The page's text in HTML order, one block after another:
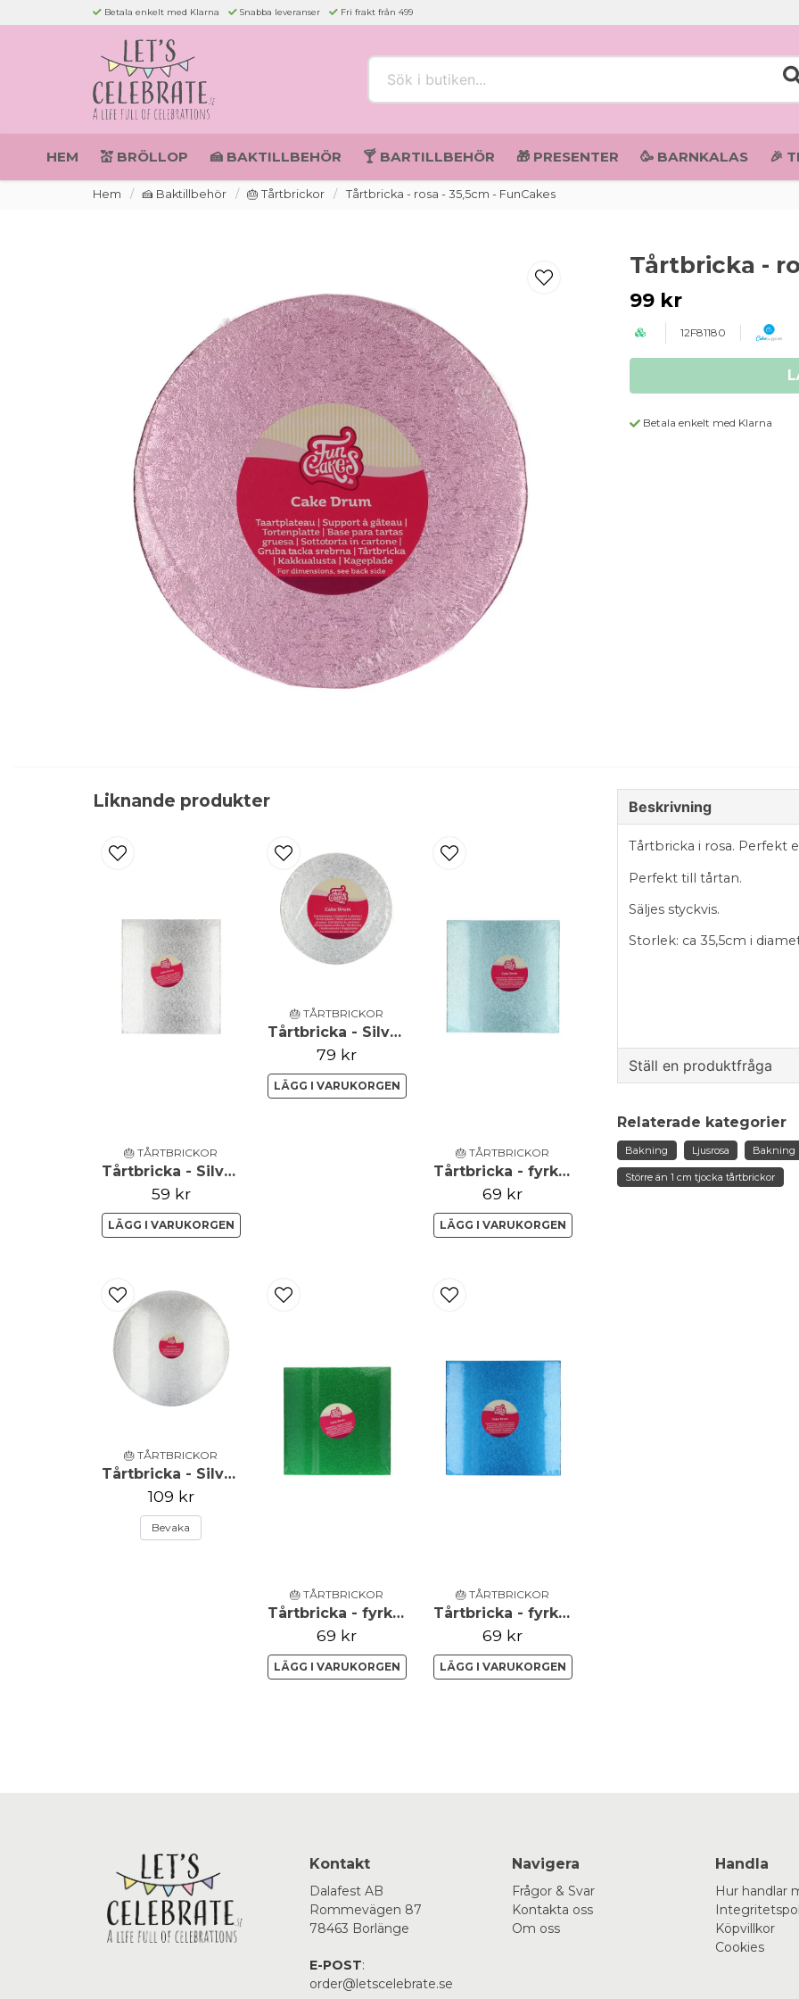
Betala enkelt med Klarna Snabba leveranser Fri frakt från 499
HEM 💒 BRÖLLOP 🍰 BAKTILLBEHÖR 🍸 BARTILLBEHÖR 🎁 PRESENTER 🥳 BARNKALAS 🎉
Hem 🍰 Baktillbehör 🎂 Tårtbrickor Tårtbricka - rosa - 35,5cm - FunCakes
Tårtbricka -
99 kr
12F81180
Betala enkelt med Klarna
Liknande produkter
🎂 TÅRTBRICKOR
Tårtbricka - Silver - Rektangel - 35,5x30,5cm - FunCakes
59 kr
LÄGG I VARUKORGEN
🎂 TÅRTBRICKOR
Tårtbricka - Silver - 38cm - FunCakes
79 kr
LÄGG I VARUKORGEN
🎂 TÅRTBRICKOR
Tårtbricka - fyrkantig - babyblå - 30,5cm - FunCakes
69 kr
LÄGG I VARUKORGEN
🎂 TÅRTBRICKOR
Tårtbricka - Silver - 45,5cm - FunCakes
109 kr
Bevaka
🎂 TÅRTBRICKOR
Tårtbricka - fyrkantig - grön - 30,5cm - FunCakes
69 kr
LÄGG I VARUKORGEN
🎂 TÅRTBRICKOR
Tårtbricka - fyrkantig - blå - 30,5cm - FunCakes
69 kr
LÄGG I VARUKORGEN
Beskrivning
Tårtbricka i rosa. Perfekt
Perfekt till tårtan.
Säljes styckvis.
Storlek: ca 35,5cm i
Ställ en produktfråga
Fråga oss något om
Relaterade kategorier
Bakning Ljusrosa Bakning
Större än 1 cm tjocka tårtbrickor
Kontakt
Dalafest AB
Rommevägen 87
78463 Borlänge
E-POST:
order@letscelebrate.se
Navigera
Frågor & Svar
Kontakta oss
Om oss
Handla
Hur handlar
Köpvillkor
Cookies